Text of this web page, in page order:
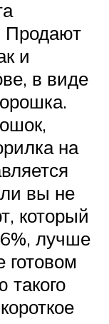
Продают
и
в виде
на
вы не
который
лучше
готовом
такого